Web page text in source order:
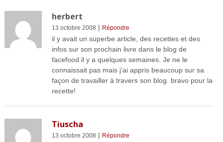
herbert
13 octobre 2008 | Répondre
il y avait un superbe article, des recettes et des
infos sur son prochain livre dans le blog de
facefood il y a quelques semaines. Je ne le
connaissait pas mais j’ai appris beaucoup sur sa
façon de travailler à travers son blog. bravo pour la
recette!
Tiuscha
13 octobre 2008 | Répondre